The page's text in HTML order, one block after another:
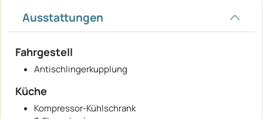
Ausstattungen
Fahrgestell
Antischlingerkupplung
Küche
Kompressor-Kühlschrank